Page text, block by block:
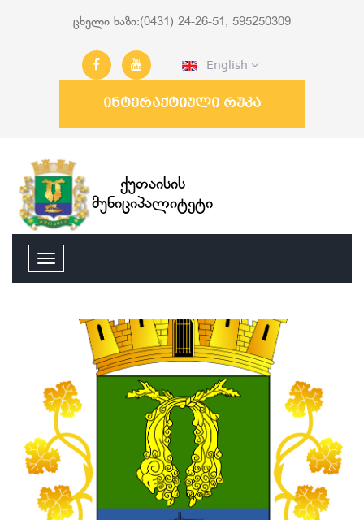
ცხელი ხაზი:(0431) 24-26-51, 595250309
English
ინტერაქტიული რუკა
ქუთაისის
მუნიციპალიტეტი